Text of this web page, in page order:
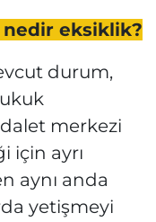
nedir eksiklik?
durum,
merkezi
için ayrı
aynı anda
yetişmeyi